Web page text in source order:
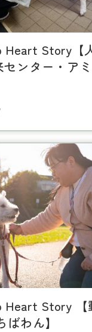
Heart Story【
ンター・ア
Heart Story 【
わん】